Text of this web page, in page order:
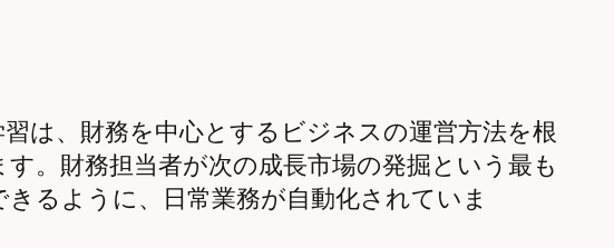
習は、財務を中心とするビジネスの運営方法を根
。財務担当者が次の成長市場の発掘という最も
るように、日常業務が自動化されていま